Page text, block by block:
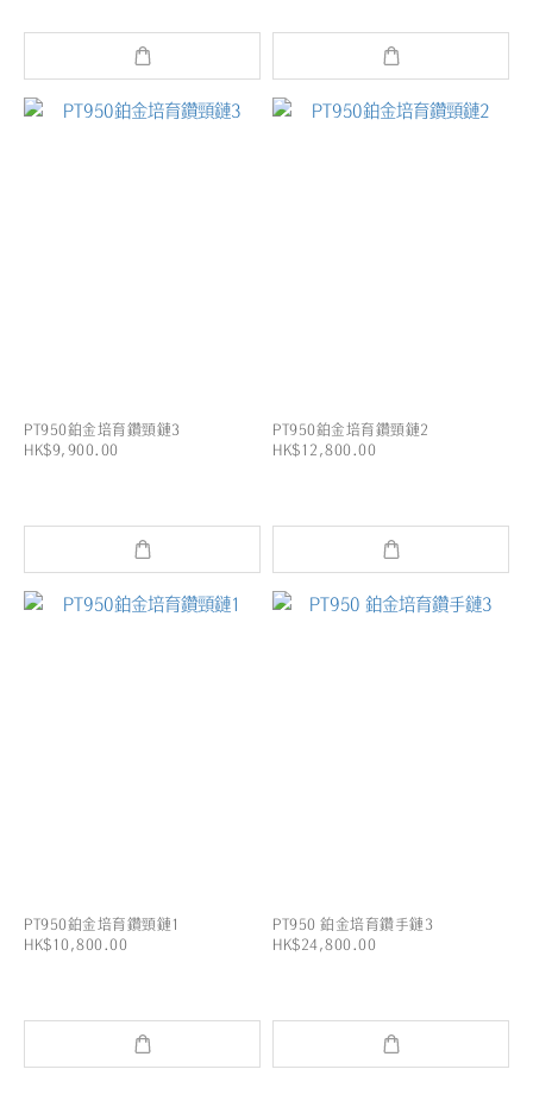
PT950鉑金培育鑽頸鏈3
HK$9,900.00
PT950鉑金培育鑽頸鏈2
HK$12,800.00
PT950鉑金培育鑽頸鏈1
HK$10,800.00
PT950 鉑金培育鑽手鏈3
HK$24,800.00